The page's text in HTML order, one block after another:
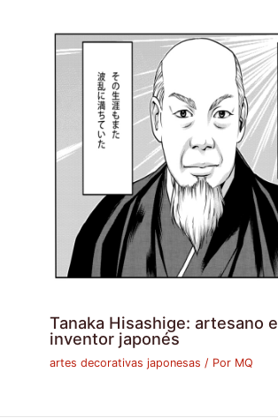
Tanaka Hisashige: artesano e
inventor japonés
artes decorativas japonesas / Por MQ